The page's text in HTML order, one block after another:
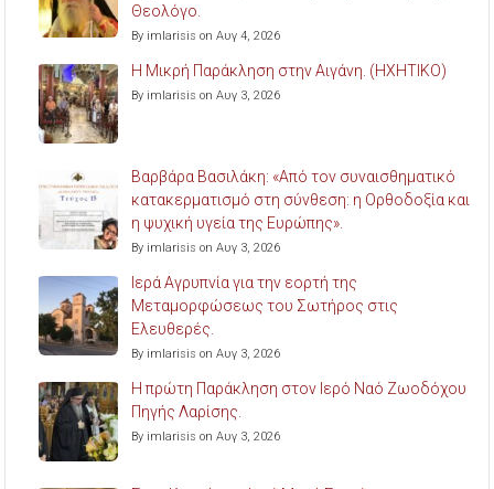
Θεολόγο.
By imlarisis on Αυγ 4, 2026
Η Μικρή Παράκληση στην Αιγάνη. (ΗΧΗΤΙΚΟ)
By imlarisis on Αυγ 3, 2026
Βαρβάρα Βασιλάκη: «Από τον συναισθηματικό
κατακερματισμό στη σύνθεση: η Ορθοδοξία και
η ψυχική υγεία της Ευρώπης».
By imlarisis on Αυγ 3, 2026
Ιερά Αγρυπνία για την εορτή της
Μεταμορφώσεως του Σωτήρος στις
Ελευθερές.
By imlarisis on Αυγ 3, 2026
Η πρώτη Παράκληση στον Ιερό Ναό Ζωοδόχου
Πηγής Λαρίσης.
By imlarisis on Αυγ 3, 2026